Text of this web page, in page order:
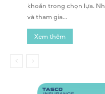
khoăn trong chọn lựa.
và tham gia...
Xem thêm